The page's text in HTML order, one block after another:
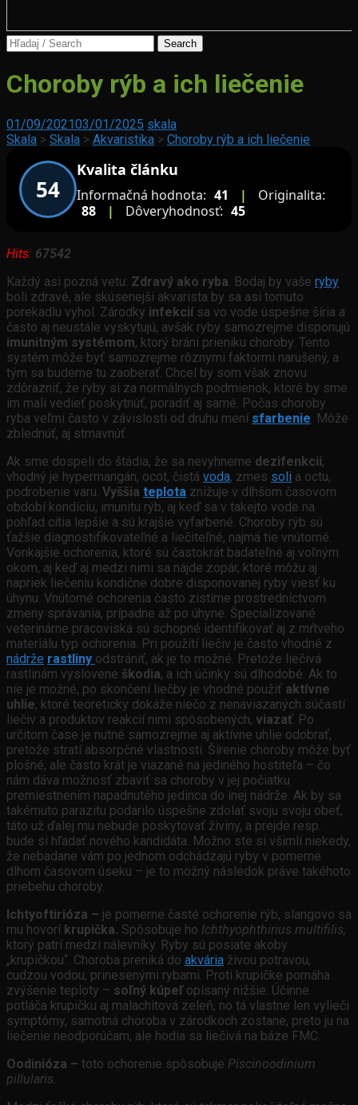
Search
Morfológia
rýb
Choroby rýb a ich liečenie
Malawi
Bloat
choroba
afrických
cichlíd
01/09/202103/01/2025 skala
Skala > Skala > Akvaristika > Choroby rýb a ich liečenie
54
Kvalita článku
Informačná hodnota: 41 |
Originalita:
88
| Dôveryhodnosť: 45
Hits: 67542
Každý asi pozná vetu: Zdravý ako ryba. Bodaj by vaše ryby
boli zdravé, ale skúsenejší akvarista by sa asi tomuto
porekadlu vyhol. Zárodky infekciísa vo vode úspešne šíria a
často aj neustále vyskytujú, avšak ryby samozrejme disponujú
imunitným systémom, ktorý bráni prieniku choroby. Tento
systém môže byť samozrejme rôznymi faktormi narušený, a
tým sa budeme tu zaoberať. Chcel by som však znovu
zdôrazniť, že ryby si za normálnych podmienok, ktoré by sme
im mali vedieť poskytnúť, poradiť aj samé. Počas choroby
ryba veľmi často v závislosti od druhu mení sfarbenie. Môže
zblednúť, aj stmavnúť.
Ak sme dospeli do štádia, že sa nevyhneme dezifenkcii,
vhodný je hypermangán, ocot, čistá voda, zmes soli a octu,
podrobenie varu. Vyššia teplota znižuje v dlhšom časovom
období kondíciu, imunitu rýb, aj keď sa v takejto vode na
pohľad cítia lepšie a sú krajšie vyfarbené. Choroby rýb sú
ťažšie diagnostifikovateľné a liečiteľné, najmä tie vnútorné.
Vonkajšie ochorenia, ktoré sú častokrát badateľné aj voľným
okom, aj keď aj medzi nimi sa nájde zopár, ktoré môžu aj
napriek liečeniu kondične dobre disponovanej ryby viesť ku
úhynu. Vnútorné ochorenia často zistíme prostredníctvom
zmeny správania, prípadne až po úhyne. Špecializované
veterinárne pracoviská sú schopné identifikovať aj z mŕtveho
materiálu typ ochorenia. Pri použití liečiv je často vhodné z
nádrže rastliny odstrániť, ak je to možné. Pretože liečivá
rastlinám vyslovene škodia, a ich účinky sú dlhodobé. Ak to
nie je možné, po skončení liečby je vhodné použiť aktívne
uhlie, ktoré teoreticky dokáže niečo z nenaviazaných súčastí
liečiv a produktov reakcií nimi spôsobených, viazať. Po
určitom čase je nutné samozrejme aj aktívne uhlie odobrať,
pretože stratí absorpčné vlastnosti. Šírenie choroby môže byť
plošné, ale často krát je viazané na jediného hostiteľa – čo
nám dáva možnosť zbaviť sa choroby v jej počiatku
premiestnením napadnutého jedinca do inej nádrže. Ak by sa
takémuto parazitu podarilo úspešne zdolať svoju svoju obeť,
táto už ďalej mu nebude poskytovať živiny, a prejde resp.
bude si hľadať nového kandidáta. Možno ste si všimli niekedy,
že nebadane vám po jednom odchádzajú ryby v pomerne
dlhom časovom úseku – je to možný následok práve takéhoto
priebehu choroby.
Ichtyoftirióza – je pomerne časté ochorenie rýb, slangovo sa
mu hovorí krupička. Spôsobuje ho Ichthyophthirius multifilis,
ktorý patrí medzi nálevníky. Ryby sú posiate akoby
„krupičkou“. Choroba preniká do akvária živou potravou,
cudzou vodou, prinesenými rybami. Proti krupičke pomáha
zvýšenie teploty – soľný kúpeľopísaný nižšie. Účinne
potláča krupičku aj malachitová zeleň, no tá vlastne len vylieči
symptómy, samotná choroba v zárodkoch zostane, preto ju na
liečenie neodporúčam, ale hodia sa liečivá na báze FMC.
Oodinióza – toto ochorenie spôsobuje Piscinoodinium
pillularis.